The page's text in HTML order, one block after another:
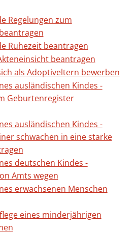
Regelungen zum
Ruhezeit beantragen
beantragen
als Adoptiveltern bewerben
ausländischen Kindes -
Geburtenregister
ausländischen Kindes -
schwachen in eine starke
deutschen Kindes -
Amts wegen
erwachsenen Menschen
eines minderjährigen